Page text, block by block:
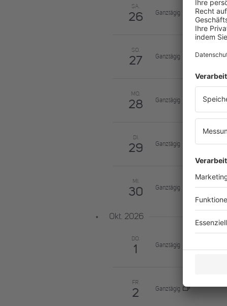
SA.
26 Ganztägig
SO.
27 Ganztägig
MO.
28 Ganztägig
DI.
29 Ganztägig
MI.
30 Ganztägig
Okt. 2026
DO.
1 Ganztägig
FR.
2 Ganztägig